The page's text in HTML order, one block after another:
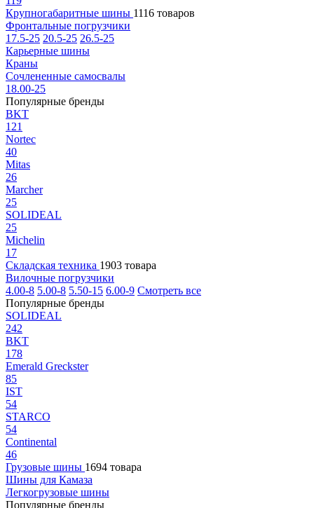
Крупногабаритные шины 1116 товаров
Фронтальные погрузчики
17.5-25 20.5-25 26.5-25
Карьерные шины
Краны
Сочлененные самосвалы
18.00-25
Популярные бренды
BKT
121
Nortec
40
Mitas
26
Marcher
25
SOLIDEAL
25
Michelin
17
Складская техника 1903 товара
Вилочные погрузчики
4.00-8 5.00-8 5.50-15 6.00-9 Смотреть все
Популярные бренды
SOLIDEAL
242
BKT
178
Emerald Greckster
85
IST
54
STARCO
54
Continental
46
Грузовые шины 1694 товара
Шины для Камаза
Легкогрузовые шины
Популярные бренды